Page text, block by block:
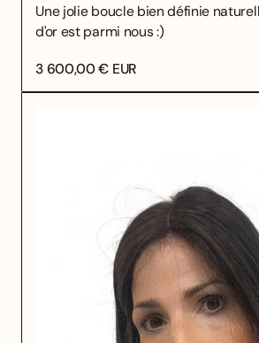
Une jolie boucle bien définie
d'or est parmi nous :)
3 600,00 € EUR